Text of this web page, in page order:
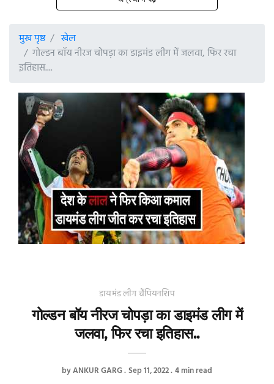
मुख पृष्ठ
खेल
गोल्डन बॉय नीरज चोपड़ा का डाइमंड लीग में जलवा, फिर रचा
इतिहास....
डायमंड लीग चैंपियनशिप
गोल्डन बॉय नीरज चोपड़ा का डाइमंड लीग में
जलवा, फिर रचा इतिहास..
byANKUR GARG Sep 11, 2022 4 min read